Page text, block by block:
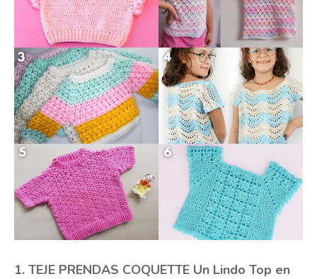
1. TEJE PRENDAS COQUETTE Un Lindo Top en